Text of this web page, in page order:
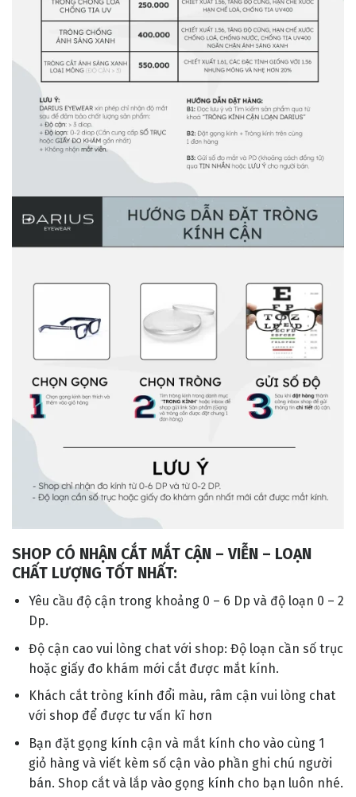
SHOP CÓ NHẬN CẮT MẮT CẬN – VIỄN – LOẠN
CHẤT LƯỢNG TỐT NHẤT:
Yêu cầu độ cận trong khoảng 0 – 6 Dp và độ loạn 0 – 2
Dp.
Độ cận cao vui lòng chat với shop: Độ loạn cần số trục
hoặc giấy đo khám mới cắt được mắt kính.
Khách cắt tròng kính đổi màu, râm cận vui lòng chat
với shop để được tư vấn kĩ hơn
Bạn đặt gọng kính cận và mắt kính cho vào cùng 1
giỏ hàng và viết kèm số cận vào phần ghi chú người
bán. Shop cắt và lắp vào gọng kính cho bạn luôn nhé.